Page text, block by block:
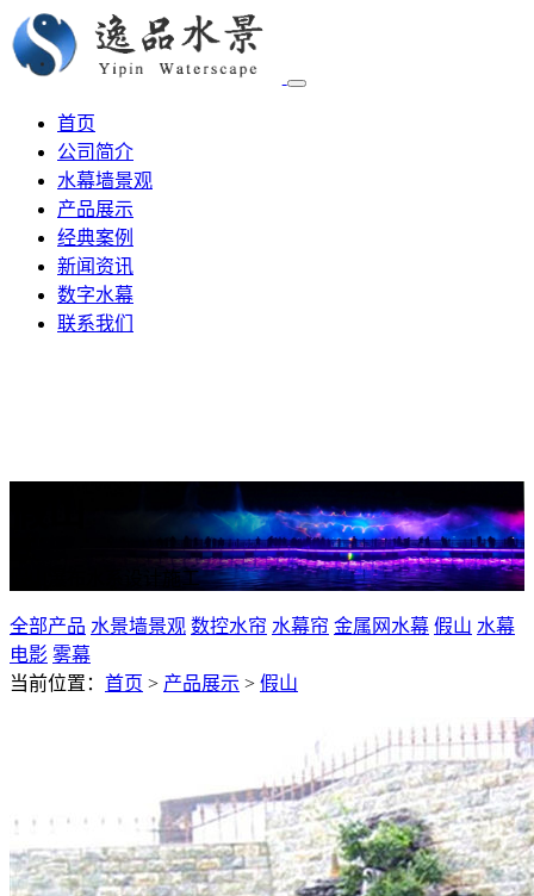
首页
公司简介
水幕墙景观
产品展示
经典案例
新闻资讯
数字水幕
联系我们
假山瀑布水系设计施工
全部产品 水景墙景观 数控水帘 水幕帘 金属网水幕 假山 水幕
电影 雾幕
当前位置： 首页 > 产品展示 > 假山